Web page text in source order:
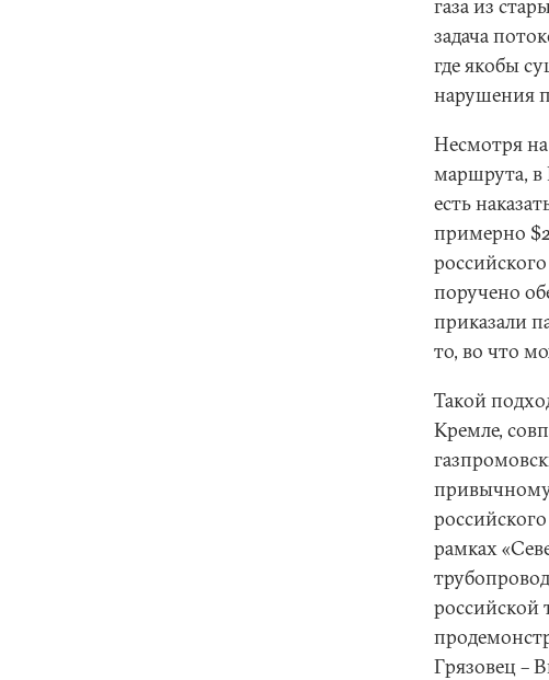
газа из
задача
где якобы
нарушения
Несмотря
маршрута, в
есть
примерно
поручено
приказали
то, во что
Такой
Кремле,
рамках
Грязовец –